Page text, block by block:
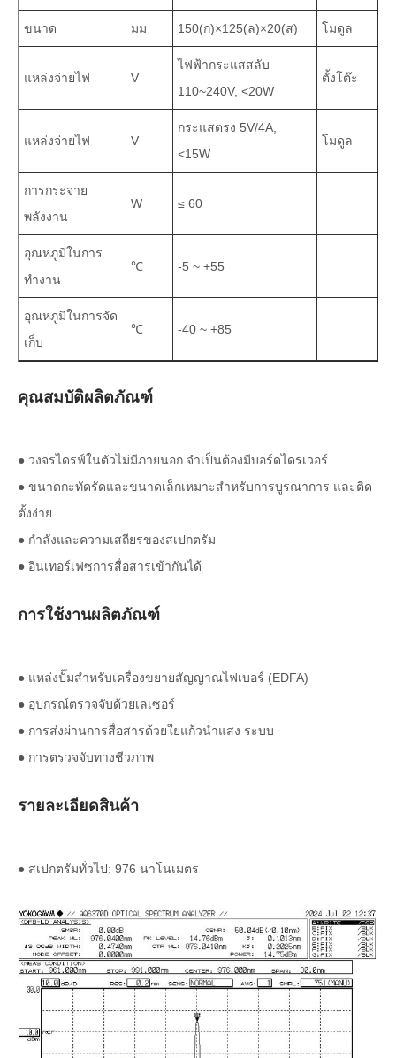
ขนาด มม 150(ก)×125(ล)×20(ส) โมดูล
แหล่งจ่ายไฟ V
ไฟฟ้ากระแสสลับ
110~240V, <20W
ตั้งโต๊ะ
แหล่งจ่ายไฟ V
กระแสตรง 5V/4A,
<15W
โมดูล
การกระจาย
พลังงาน
W ≤ 60
อุณหภูมิในการ
ทำงาน
℃ -5 ~ +55
อุณหภูมิในการจัด
เก็บ
℃ -40 ~ +85
คุณสมบัติผลิตภัณฑ์
● วงจรไดรฟ์ในตัวไม่มีภายนอก จำเป็นต้องมีบอร์ดไดรเวอร์
● ขนาดกะทัดรัดและขนาดเล็กเหมาะสำหรับการบูรณาการ และติด
ตั้งง่าย
● กำลังและความเสถียรของสเปกตรัม
● อินเทอร์เฟซการสื่อสารเข้ากันได้
การใช้งานผลิตภัณฑ์
● แหล่งปั๊มสำหรับเครื่องขยายสัญญาณไฟเบอร์ (EDFA)
● อุปกรณ์ตรวจจับด้วยเลเซอร์
● การส่งผ่านการสื่อสารด้วยใยแก้วนำแสง ระบบ
● การตรวจจับทางชีวภาพ
รายละเอียดสินค้า
● สเปกตรัมทั่วไป: 976 นาโนเมตร